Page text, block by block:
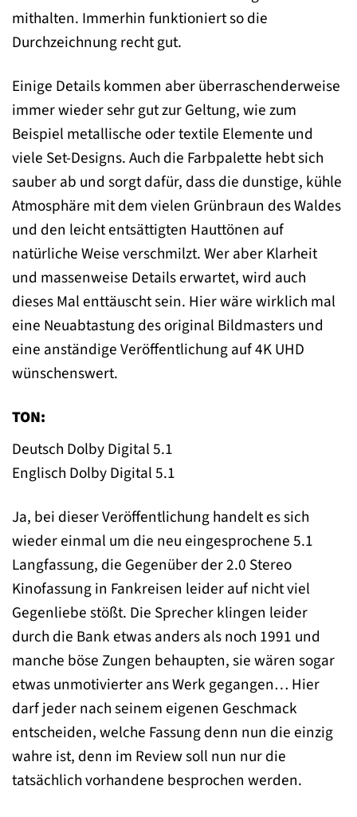
mithalten. Immerhin funktioniert so die
Durchzeichnung recht gut.
Einige Details kommen aber überraschenderweise
immer wieder sehr gut zur Geltung, wie zum
Beispiel metallische oder textile Elemente und
viele Set-Designs. Auch die Farbpalette hebt sich
sauber ab und sorgt dafür, dass die dunstige, kühle
Atmosphäre mit dem vielen Grünbraun des Waldes
und den leicht entsättigten Hauttönen auf
natürliche Weise verschmilzt. Wer aber Klarheit
und massenweise Details erwartet, wird auch
dieses Mal enttäuscht sein. Hier wäre wirklich mal
eine Neuabtastung des original Bildmasters und
eine anständige Veröffentlichung auf 4K UHD
wünschenswert.
TON:
Deutsch Dolby Digital 5.1
Englisch Dolby Digital 5.1
Ja, bei dieser Veröffentlichung handelt es sich
wieder einmal um die neu eingesprochene 5.1
Langfassung, die Gegenüber der 2.0 Stereo
Kinofassung in Fankreisen leider auf nicht viel
Gegenliebe stößt. Die Sprecher klingen leider
durch die Bank etwas anders als noch 1991 und
manche böse Zungen behaupten, sie wären sogar
etwas unmotivierter ans Werk gegangen… Hier
darf jeder nach seinem eigenen Geschmack
entscheiden, welche Fassung denn nun die einzig
wahre ist, denn im Review soll nun nur die
tatsächlich vorhandene besprochen werden.